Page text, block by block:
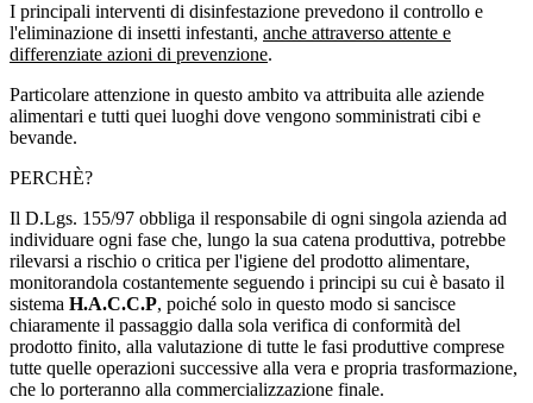
I principali interventi di disinfestazione prevedono il controllo e
l'eliminazione di insetti infestanti, anche attraverso attente e
differenziate azioni di prevenzione.
Particolare attenzione in questo ambito va attribuita alle aziende
alimentari e tutti quei luoghi dove vengono somministrati cibi e
bevande.
PERCHÈ?
Il D.Lgs. 155/97 obbliga il responsabile di ogni singola azienda ad
individuare ogni fase che, lungo la sua catena produttiva, potrebbe
rilevarsi a rischio o critica per l'igiene del prodotto alimentare,
monitorandola costantemente seguendo i principi su cui è basato il
sistema H.A.C.C.P, poiché solo in questo modo si sancisce
chiaramente il passaggio dalla sola verifica di conformità del
prodotto finito, alla valutazione di tutte le fasi produttive comprese
tutte quelle operazioni successive alla vera e propria trasformazione,
che lo porteranno alla commercializzazione finale.